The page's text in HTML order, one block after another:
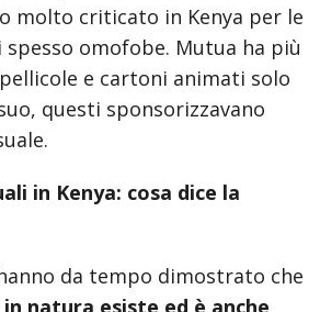
molto criticato in Kenya per le
spesso omofobe. Mutua ha più
e cartoni animati solo
questi sponsorizzavano
in Kenya: cosa dice la
da tempo dimostrato che
natura esiste ed è anche